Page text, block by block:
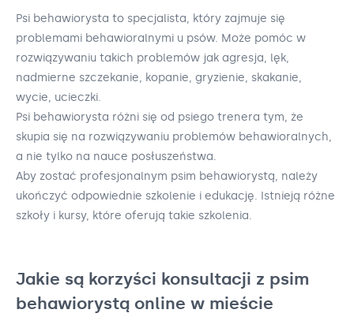
Psi behawiorysta to specjalista, który zajmuje się
problemami behawioralnymi u psów. Może pomóc w
rozwiązywaniu takich problemów jak agresja, lęk,
nadmierne szczekanie, kopanie, gryzienie, skakanie,
wycie, ucieczki.
Psi behawiorysta różni się od psiego trenera tym, że
skupia się na rozwiązywaniu problemów behawioralnych,
a nie tylko na nauce posłuszeństwa.
Aby zostać profesjonalnym psim behawiorystą, należy
ukończyć odpowiednie szkolenie i edukację. Istnieją różne
szkoły i kursy, które oferują takie szkolenia.
Jakie są korzyści konsultacji z psim
behawiorystą online w mieście